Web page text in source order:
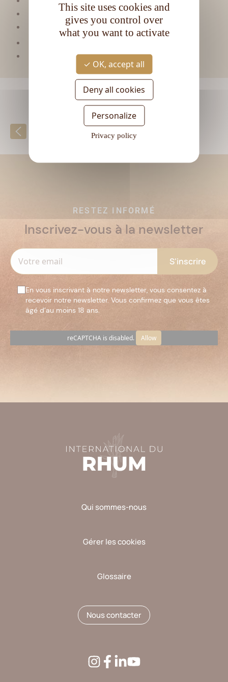
Matière première :Mélasse
Type de rhum :Ambré
Degré d'alcool :40°
Retour à la liste
RESTEZ INFORMÉ
Inscrivez-vous à la newsletter
En vous inscrivant à notre newsletter, vous consentez à
recevoir notre newsletter. Vous confirmez que vous êtes
âgé d’au moins 18 ans.
reCAPTCHA is disabled. Allow
vide.
Qui sommes-nous
Gérer les cookies
Glossaire
Nous contacter
This site uses cookies and
gives you control over
what you want to activate
OK, accept all
Deny all cookies
Personalize
Privacy policy